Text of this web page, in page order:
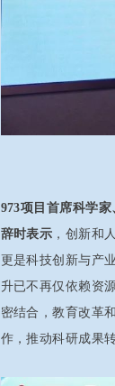
973项目首席科学
辞时表示 ，创新和
更是科技创新与产
升已不再仅依赖资
密结合，教育改革
作，推动科研成果